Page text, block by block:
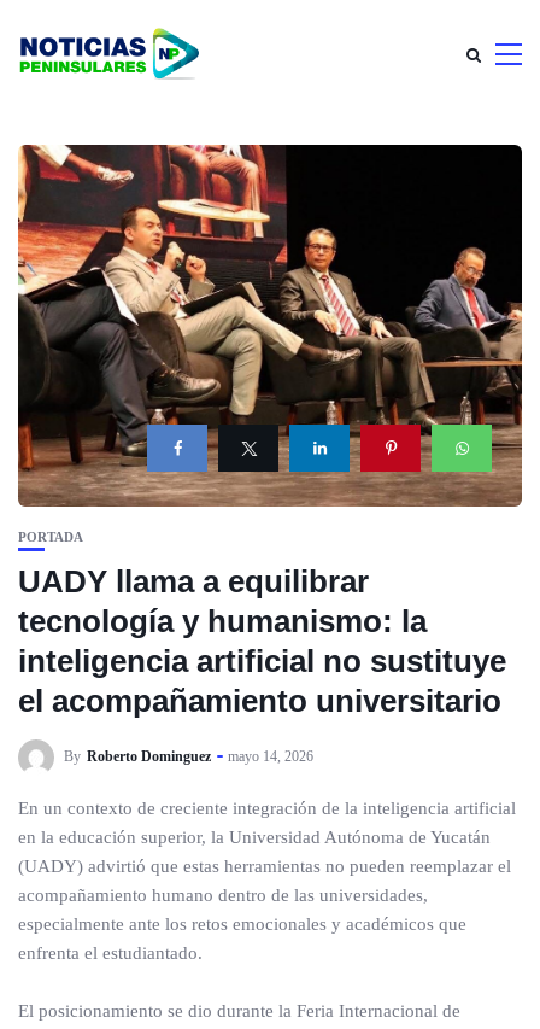
PORTADA
UADY llama a equilibrar
tecnología y humanismo: la
inteligencia artificial no sustituye
el acompañamiento universitario
By Roberto Dominguez mayo 14, 2026
En un contexto de creciente integración de la inteligencia artificial
en la educación superior, la Universidad Autónoma de Yucatán
(UADY) advirtió que estas herramientas no pueden reemplazar el
acompañamiento humano dentro de las universidades,
especialmente ante los retos emocionales y académicos que
enfrenta el estudiantado.
El posicionamiento se dio durante la Feria Internacional de